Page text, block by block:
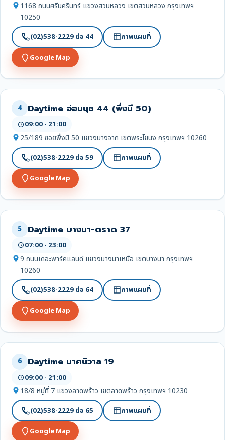
1168 ถนนศรีนครินทร์ แขวงสวนหลวง เขตสวนหลวง กรุงเทพฯ
10250
(02)538-2229 ต่อ 44 ภาพแผนที่
Google Map
4 Daytime อ่อนนุช 44 (พึ่งมี 50)
09:00 - 21:00
25/189 ซอยพึ่งมี 50 แขวงบางจาก เขตพระโขนง กรุงเทพฯ 10260
(02)538-2229 ต่อ 59 ภาพแผนที่
Google Map
5 Daytime บางนา-ตราด 37
07:00 - 23:00
9 ถนนเดอะพาร์คแลนด์ แขวงบางนาเหนือ เขตบางนา กรุงเทพฯ
10260
(02)538-2229 ต่อ 64 ภาพแผนที่
Google Map
6 Daytime นาคนิวาส 19
09:00 - 21:00
18/8 หมู่ที่ 7 แขวงลาดพร้าว เขตลาดพร้าว กรุงเทพฯ 10230
(02)538-2229 ต่อ 65 ภาพแผนที่
Google Map